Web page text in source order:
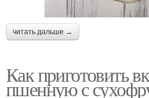
читать дальше →
Как приготовить
пшенную с